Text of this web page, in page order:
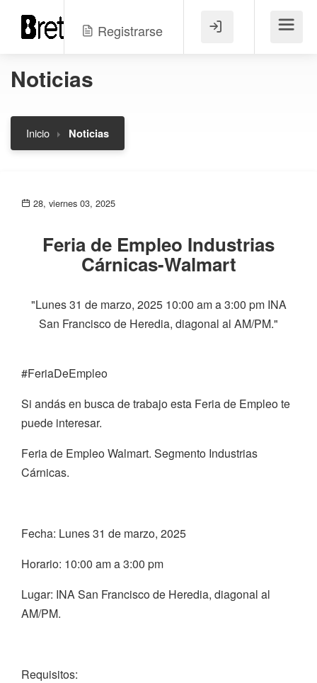
Registrarse Menú
Noticias
Inicio Noticias
28, viernes 03, 2025
Feria de Empleo Industrias
Cárnicas-Walmart
"Lunes 31 de marzo, 2025 10:00 am a 3:00 pm INA
San Francisco de Heredia, diagonal al AM/PM."
#FeriaDeEmpleo
Si andás en busca de trabajo esta Feria de Empleo te
puede interesar.
Feria de Empleo Walmart. Segmento Industrias
Cárnicas.
Fecha: Lunes 31 de marzo, 2025
Horario: 10:00 am a 3:00 pm
Lugar: INA San Francisco de Heredia, diagonal al
AM/PM.
Requisitos: